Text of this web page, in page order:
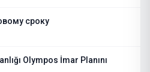
сроку
Olympos İmar Planını